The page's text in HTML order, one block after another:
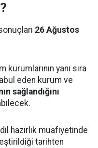
26 Ağustos
yanı sıra
eden kurum ve
sağlandığını
hazırlık muafiyetinde
tarihten